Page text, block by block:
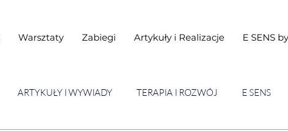
Warsztaty Zabiegi Artykuły i Realizacje E SENS
ARTYKUŁY I WYWIADY TERAPIA I ROZWÓJ E SENS